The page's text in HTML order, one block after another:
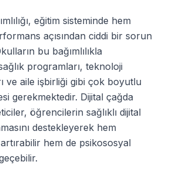
eğitim sisteminde hem
açısından ciddi bir sorun
bu bağımlılıkla
programları, teknoloji
ve aile işbirliği gibi çok boyutlu
gerekmektedir. Dijital çağda
öğrencilerin sağlıklı dijital
destekleyerek hem
hem de psikososyal